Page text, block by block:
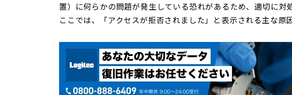
置）に何らかの問題が発生している恐れがあるため、適切に対
ここでは、「アクセスが拒否されました」と表示される主な原